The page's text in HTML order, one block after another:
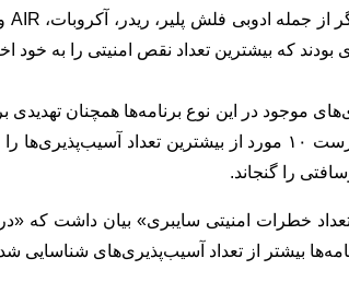
هر ماه فهرست ۱۰ مورد از بیشترین تعداد
را گنجاند.
خطرات امنیتی سایبری» بیان داشت که
بیشتر از تعداد آسیب‌پذیری‌های